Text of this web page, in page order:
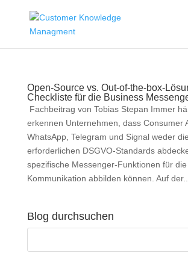
Open-Source vs. Out-of-the-box-
Checkliste für die Business
Fachbeitrag von Tobias Stepan Immer
erkennen Unternehmen, dass Consumer
WhatsApp, Telegram und Signal weder die
erforderlichen DSGVO-Standards
spezifische Messenger-Funktionen für
Kommunikation abbilden können. Auf der...
Blog durchsuchen